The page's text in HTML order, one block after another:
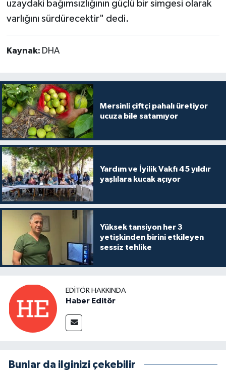
uzaydaki bağımsızlığının güçlü bir simgesi olarak
varlığını sürdürecektir" dedi.
Kaynak: DHA
Mersinli çiftçi pahalı üretiyor
ucuza bile satamıyor
Yardım ve İyilik Vakfı 45 yıldır
yaşlılara kucak açıyor
Yüksek tansiyon her 3
yetişkinden birini etkileyen
sessiz tehlike
EDITÖR HAKKINDA
Haber Editör
Bunlar da ilginizi çekebilir